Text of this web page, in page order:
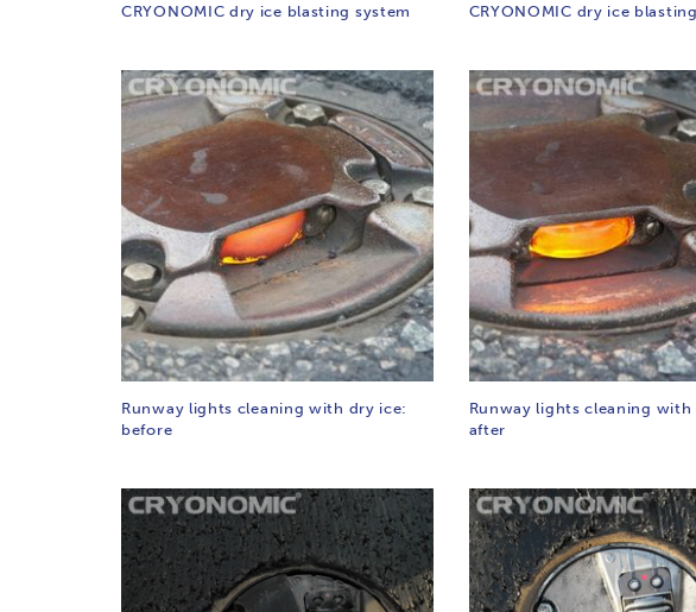
CRYONOMIC dry ice blasting system
CRYONOMIC dry ice
Runway lights cleaning with dry ice:
before
Runway lights cleaning with
after